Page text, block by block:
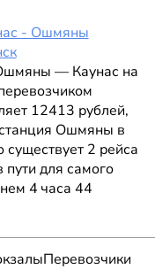
- Ошмяны
— Каунас на
12413 рублей,
Ошмяны в
2 рейса
для самого
4 часа 44
Перевозчики